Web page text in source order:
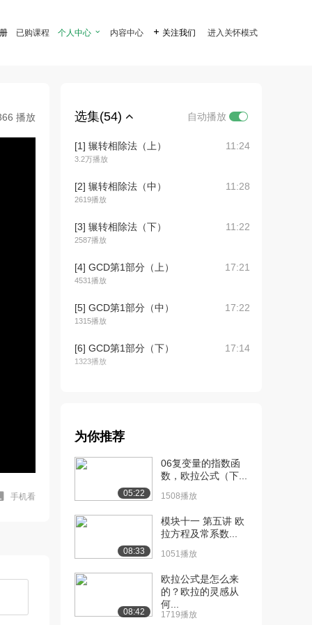
已购课程 个人中心  内容中心  关注我们 进入关怀模式
播放
手机看
选集(54) 自动播放
[1] 辗转相除法（上）
3.2万播放
11:24
[2] 辗转相除法（中）
2619播放
11:28
[3] 辗转相除法（下）
2587播放
11:22
[4] GCD第1部分（上）
4531播放
17:21
[5] GCD第1部分（中）
1315播放
17:22
[6] GCD第1部分（下）
1323播放
17:14
[8] GCD第2部分（中）
1104播放
[9] GCD第2部分（下） 10:05
2717播放
[11] 欧几里得算法（中）
[12] 欧几里得算法（下） 14:33
为你推荐
05:22
06复变量的指数函
数，欧拉公式（下...
1508播放
08:33
模块十一 第五讲 欧
拉方程及常系数...
1051播放
08:42
欧拉公式是怎么来
的？欧拉的灵感从
何...
1719播放